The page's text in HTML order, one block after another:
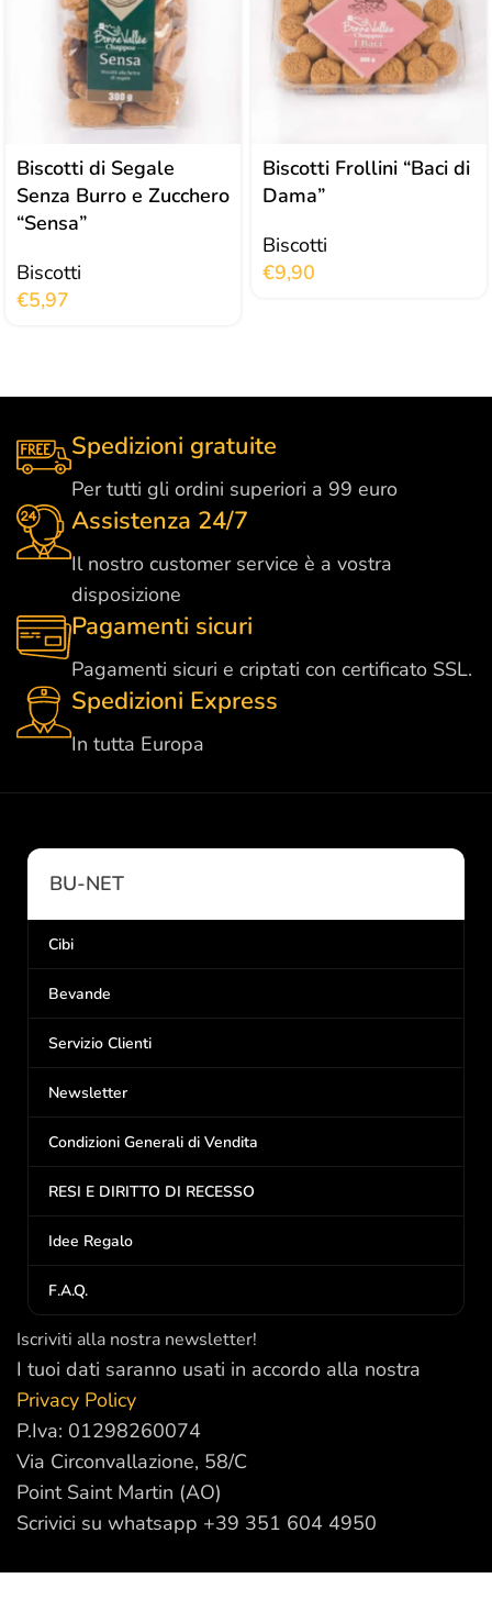
Biscotti di Segale
Senza Burro e Zucchero
“Sensa”
Biscotti
€5,97
Biscotti Frollini “Baci di
Dama”
Biscotti
€9,90
Spedizioni gratuite
Per tutti gli ordini superiori a 99 euro
Assistenza 24/7
Il nostro customer service è a vostra
disposizione
Pagamenti sicuri
Pagamenti sicuri e criptati con certificato SSL.
Spedizioni Express
In tutta Europa
BU-NET
Cibi
Bevande
Servizio Clienti
Newsletter
Condizioni Generali di Vendita
RESI E DIRITTO DI RECESSO
Idee Regalo
F.A.Q.
Iscriviti alla nostra newsletter!
I tuoi dati saranno usati in accordo alla nostra
Privacy Policy
P.Iva: 01298260074
Via Circonvallazione, 58/C
Point Saint Martin (AO)
Scrivici su whatsapp +39 351 604 4950